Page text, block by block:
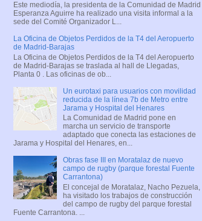
Este mediodía, la presidenta de la Comunidad de Madrid
Esperanza Aguirre ha realizado una visita informal a la
sede del Comité Organizador L...
La Oficina de Objetos Perdidos de la T4 del Aeropuerto
de Madrid-Barajas
La Oficina de Objetos Perdidos de la T4 del Aeropuerto
de Madrid-Barajas se traslada al hall de Llegadas,
Planta 0 . Las oficinas de ob...
Un eurotaxi para usuarios con movilidad
reducida de la línea 7b de Metro entre
Jarama y Hospital del Henares
La Comunidad de Madrid pone en
marcha un servicio de transporte
adaptado que conecta las estaciones de
Jarama y Hospital del Henares, en...
Obras fase III en Moratalaz de nuevo
campo de rugby (parque forestal Fuente
Carrantona)
El concejal de Moratalaz, Nacho Pezuela,
ha visitado los trabajos de construcción
del campo de rugby del parque forestal
Fuente Carrantona. ...